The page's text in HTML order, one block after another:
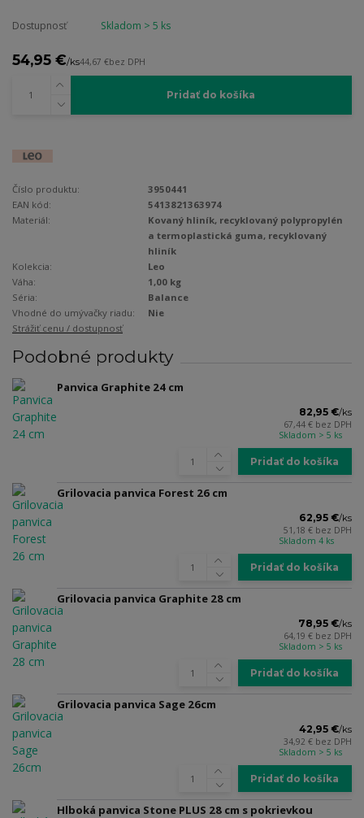
Dostupnosť Skladom > 5 ks
54,95 €/ks44,67 €bez DPH
Pridať do košíka
Číslo produktu:
3950441
EAN kód:
5413821363974
Materiál:
Kovaný hliník, recyklovaný polypropylén
a termoplastická guma, recyklovaný
hliník
Kolekcia:
Leo
Váha:
1,00 kg
Séria:
Balance
Vhodné do umývačky riadu:
Nie
Strážiť cenu / dostupnosť
Podobné produkty
Panvica Graphite 24 cm
82,95 €/ks
67,44 € bez DPH
Skladom > 5 ks
Pridať do košíka
Grilovacia panvica Forest 26 cm
62,95 €/ks
51,18 € bez DPH
Skladom 4 ks
Pridať do košíka
Grilovacia panvica Graphite 28 cm
78,95 €/ks
64,19 € bez DPH
Skladom > 5 ks
Pridať do košíka
Grilovacia panvica Sage 26cm
42,95 €/ks
34,92 € bez DPH
Skladom > 5 ks
Pridať do košíka
Hlboká panvica Stone PLUS 28 cm s pokrievkou